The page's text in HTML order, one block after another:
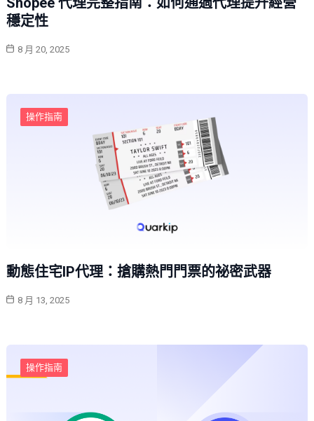
穩定性
8 月 20, 2025
操作指南
動態住宅IP代理：搶購熱門門票的祕密武器
8 月 13, 2025
操作指南